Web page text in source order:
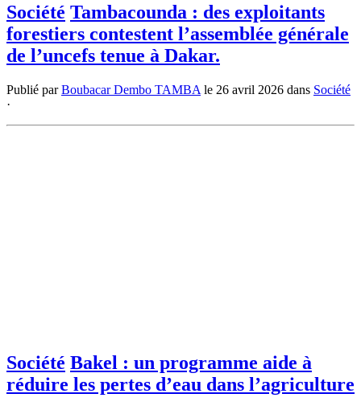
Société Tambacounda : des exploitants
forestiers contestent l’assemblée générale
de l’uncefs tenue à Dakar.
Publié parBoubacar Dembo TAMBA le 26 avril 2026 dans Société
·
Société Bakel : un programme aide à
réduire les pertes d’eau dans l’agriculture